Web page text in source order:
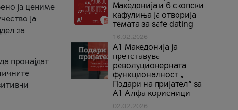
ја цениме
ја
за
пронајдат
Македонија и 6 скопски
кафулиња ја отворија
темата за safe dating
16.02.2026
А1 Македонија ја
претставува
револуционерната
функционалност „
Подари на пријател“ за
А1 Алфа корисници
02.02.2026